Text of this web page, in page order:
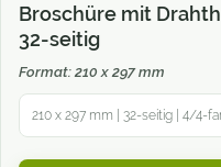
Broschüre mit
32-seitig
Format: 210 x 297 mm
210 x 297 mm | 32-seitig | 4/4-